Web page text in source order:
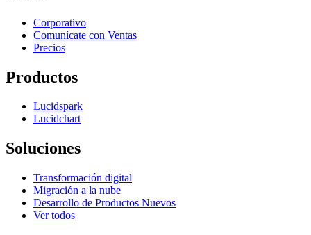
Corporativo
Comunícate con Ventas
Precios
Productos
Lucidspark
Lucidchart
Soluciones
Transformación digital
Migración a la nube
Desarrollo de Productos Nuevos
Ver todos